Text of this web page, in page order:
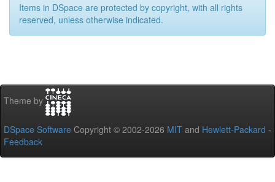
Items in DSpace are protected by copyright, with all rights
reserved, unless otherwise indicated.
Theme by
DSpace Software Copyright © 2002-2026 MIT and Hewlett-Packard -
Feedback